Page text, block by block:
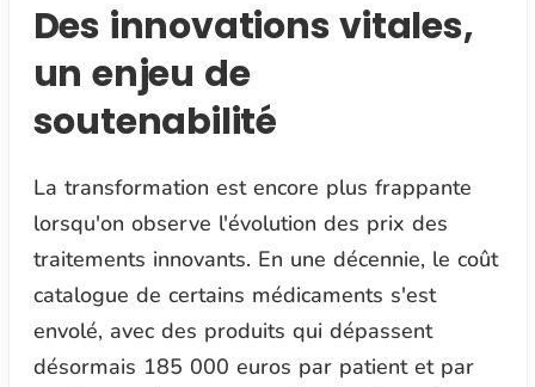
Des innovations vitales,
un enjeu de
soutenabilité
La transformation est encore plus frappante
lorsqu'on observe l'évolution des prix des
traitements innovants. En une décennie, le coût
catalogue de certains médicaments s'est
envolé, avec des produits qui dépassent
désormais 185 000 euros par patient et par